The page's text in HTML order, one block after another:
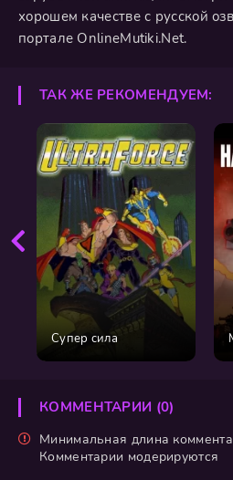
хорошем качестве с русской
портале OnlineMutiki.Net.
ТАК ЖЕ РЕКОМЕНДУЕМ:
Супер сила
КОММЕНТАРИИ (0)
Минимальная длина
Комментарии модерируются